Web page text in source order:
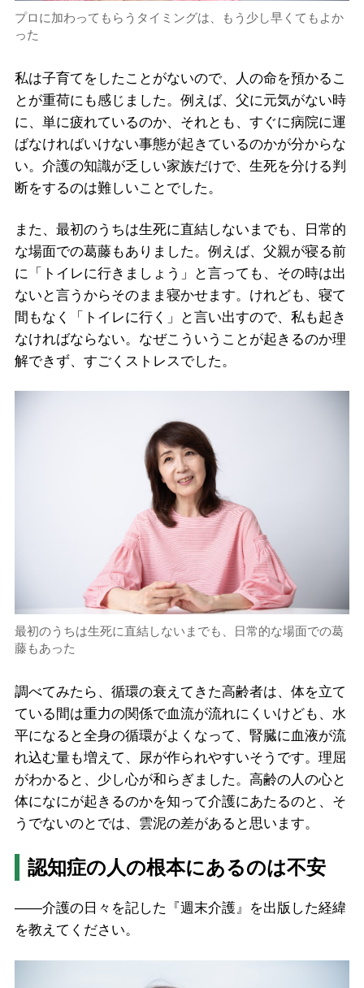
プロに加わってもらうタイミングは、もう少し早くてもよか
った
私は子育てをしたことがないので、人の命を預かるこ
とが重荷にも感じました。例えば、父に元気がない時
に、単に疲れているのか、それとも、すぐに病院に運
ばなければいけない事態が起きているのかが分からな
い。介護の知識が乏しい家族だけで、生死を分ける判
断をするのは難しいことでした。
また、最初のうちは生死に直結しないまでも、日常的
な場面での葛藤もありました。例えば、父親が寝る前
に「トイレに行きましょう」と言っても、その時は出
ないと言うからそのまま寝かせます。けれども、寝て
間もなく「トイレに行く」と言い出すので、私も起き
なければならない。なぜこういうことが起きるのか理
解できず、すごくストレスでした。
最初のうちは生死に直結しないまでも、日常的な場面での葛
藤もあった
調べてみたら、循環の衰えてきた高齢者は、体を立て
ている間は重力の関係で血流が流れにくいけども、水
平になると全身の循環がよくなって、腎臓に血液が流
れ込む量も増えて、尿が作られやすいそうです。理屈
がわかると、少し心が和らぎました。高齢の人の心と
体になにが起きるのかを知って介護にあたるのと、そ
うでないのとでは、雲泥の差があると思います。
認知症の人の根本にあるのは不安
――介護の日々を記した『週末介護』を出版した経緯
を教えてください。